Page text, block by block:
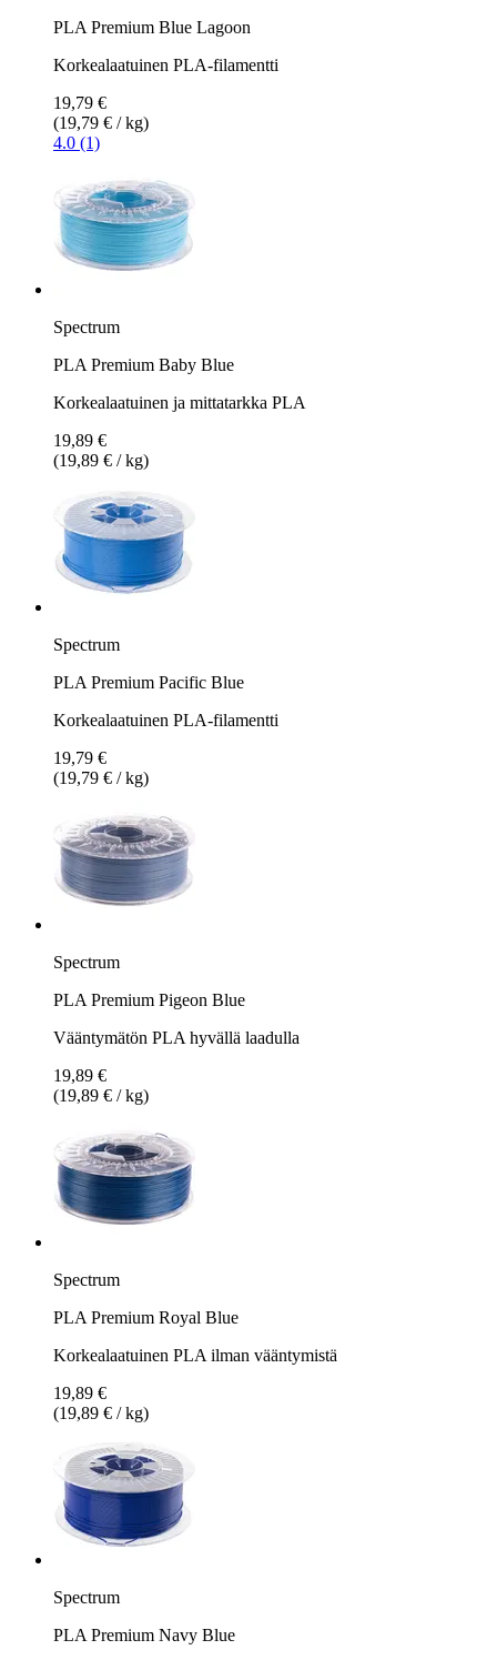
PLA Premium Blue Lagoon
Korkealaatuinen PLA-filamentti
19,79 €
(19,79 € / kg)
4.0 (1)
Spectrum
PLA Premium Baby Blue
Korkealaatuinen ja mittatarkka PLA
19,89 €
(19,89 € / kg)
Spectrum
PLA Premium Pacific Blue
Korkealaatuinen PLA-filamentti
19,79 €
(19,79 € / kg)
Spectrum
PLA Premium Pigeon Blue
Vääntymätön PLA hyvällä laadulla
19,89 €
(19,89 € / kg)
Spectrum
PLA Premium Royal Blue
Korkealaatuinen PLA ilman vääntymistä
19,89 €
(19,89 € / kg)
Spectrum
PLA Premium Navy Blue